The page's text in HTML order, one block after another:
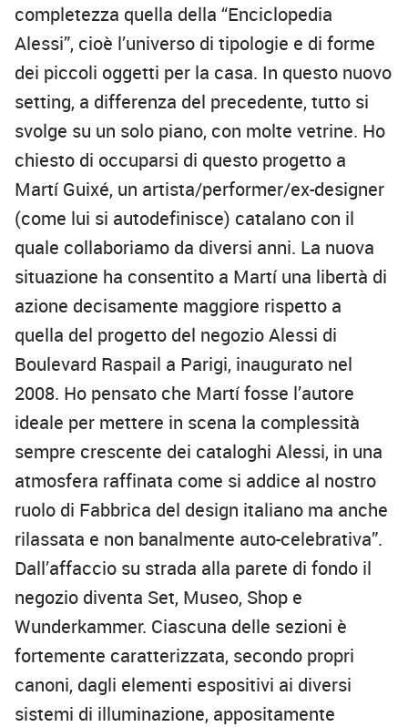
completezza quella della “Enciclopedia
Alessi”, cioè l’universo di tipologie e di forme
dei piccoli oggetti per la casa. In questo nuovo
setting, a differenza del precedente, tutto si
svolge su un solo piano, con molte vetrine. Ho
chiesto di occuparsi di questo progetto a
Martí Guixé, un artista/performer/ex-designer
(come lui si autodefinisce) catalano con il
quale collaboriamo da diversi anni. La nuova
situazione ha consentito a Martí una libertà di
azione decisamente maggiore rispetto a
quella del progetto del negozio Alessi di
Boulevard Raspail a Parigi, inaugurato nel
2008. Ho pensato che Martí fosse l’autore
ideale per mettere in scena la complessità
sempre crescente dei cataloghi Alessi, in una
atmosfera raffinata come si addice al nostro
ruolo di Fabbrica del design italiano ma anche
rilassata e non banalmente auto-celebrativa”.
Dall’affaccio su strada alla parete di fondo il
negozio diventa Set, Museo, Shop e
Wunderkammer. Ciascuna delle sezioni è
fortemente caratterizzata, secondo propri
canoni, dagli elementi espositivi ai diversi
sistemi di illuminazione, appositamente